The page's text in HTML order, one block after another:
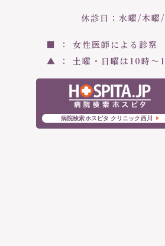
休診日：水曜/木曜/
■ ： 女性医師による診察
▲ ： 土曜・日曜は10時〜
病院検索ホスピタ クリニック西川